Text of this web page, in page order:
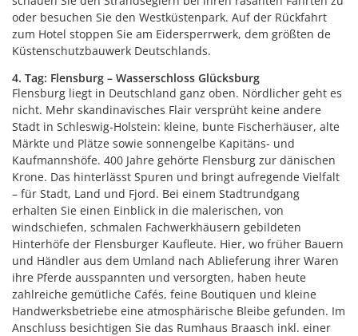
oder besuchen Sie den Westküstenpark. Auf der Rückfahrt
zum Hotel stoppen Sie am Eidersperrwerk, dem größten de
Küstenschutzbauwerk Deutschlands.
4. Tag: Flensburg – Wasserschloss Glücksburg
Flensburg liegt in Deutschland ganz oben. Nördlicher geht es
nicht. Mehr skandinavisches Flair versprüht keine andere
Stadt in Schleswig-Holstein: kleine, bunte Fischerhäuser, alte
Märkte und Plätze sowie sonnengelbe Kapitäns- und
Kaufmannshöfe. 400 Jahre gehörte Flensburg zur dänischen
Krone. Das hinterlässt Spuren und bringt aufregende Vielfalt
– für Stadt, Land und Fjord. Bei einem Stadtrundgang
erhalten Sie einen Einblick in die malerischen, von
windschiefen, schmalen Fachwerkhäusern gebildeten
Hinterhöfe der Flensburger Kaufleute. Hier, wo früher Bauern
und Händler aus dem Umland nach Ablieferung ihrer Waren
ihre Pferde ausspannten und versorgten, haben heute
zahlreiche gemütliche Cafés, feine Boutiquen und kleine
Handwerksbetriebe eine atmosphärische Bleibe gefunden. Im
Anschluss besichtigen Sie das Rumhaus Braasch inkl. einer